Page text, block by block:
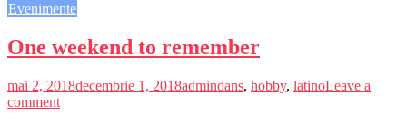
Evenimente
One weekend to remember
mai 2, 2018decembrie 1, 2018admindans, hobby, latinoLeave a
comment